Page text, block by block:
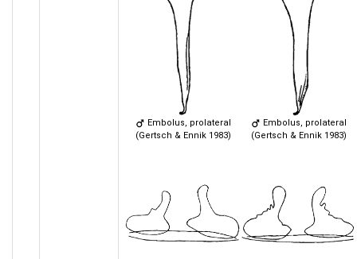
Embolus, prolateral
(Gertsch & Ennik 1983)
Embolus, prolateral
(Gertsch & Ennik 1983)